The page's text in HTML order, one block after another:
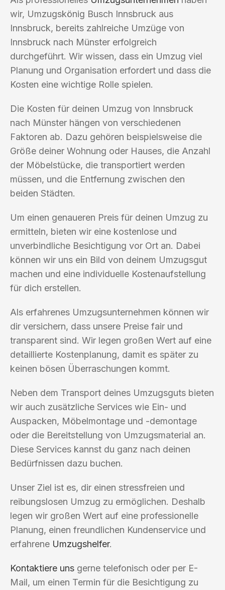
wir, Umzugskönig Busch Innsbruck aus
Innsbruck, bereits zahlreiche Umzüge von
Innsbruck nach Münster erfolgreich
durchgeführt. Wir wissen, dass ein Umzug viel
Planung und Organisation erfordert und dass die
Kosten eine wichtige Rolle spielen.
Die Kosten für deinen Umzug von Innsbruck
nach Münster hängen von verschiedenen
Faktoren ab. Dazu gehören beispielsweise die
Größe deiner Wohnung oder Hauses, die Anzahl
der Möbelstücke, die transportiert werden
müssen, und die Entfernung zwischen den
beiden Städten.
Um einen genaueren Preis für deinen Umzug zu
ermitteln, bieten wir eine kostenlose und
unverbindliche Besichtigung vor Ort an. Dabei
können wir uns ein Bild von deinem Umzugsgut
machen und eine individuelle Kostenaufstellung
für dich erstellen.
Als erfahrenes Umzugsunternehmen können wir
dir versichern, dass unsere Preise fair und
transparent sind. Wir legen großen Wert auf eine
detaillierte Kostenplanung, damit es später zu
keinen bösen Überraschungen kommt.
Neben dem Transport deines Umzugsguts bieten
wir auch zusätzliche Services wie Ein- und
Auspacken, Möbelmontage und -demontage
oder die Bereitstellung von Umzugsmaterial an.
Diese Services kannst du ganz nach deinen
Bedürfnissen dazu buchen.
Unser Ziel ist es, dir einen stressfreien und
reibungslosen Umzug zu ermöglichen. Deshalb
legen wir großen Wert auf eine professionelle
Planung, einen freundlichen Kundenservice und
erfahrene Umzugshelfer.
Kontaktiere uns gerne telefonisch oder per E-
Mail, um einen Termin für die Besichtigung zu